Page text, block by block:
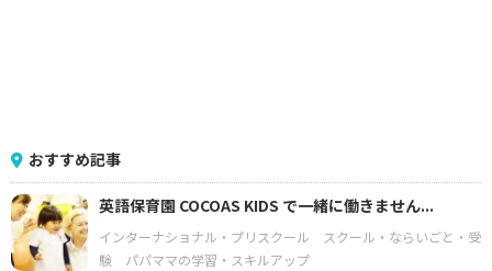
おすすめ記事
英語保育園 COCOAS KIDS で一緒に働きません...
インターナショナル・プリスクール
スクール・ならいごと・受
験
パパママの学習・スキルアップ